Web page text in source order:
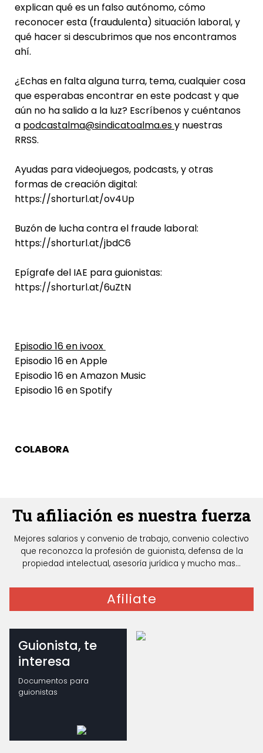
explican qué es un falso autónomo, cómo
reconocer esta (fraudulenta) situación laboral, y
qué hacer si descubrimos que nos encontramos
ahí.
¿Echas en falta alguna turra, tema, cualquier cosa
que esperabas encontrar en este podcast y que
aún no ha salido a la luz? Escríbenos y cuéntanos
a podcastalma@sindicatoalma.esy nuestras
RRSS.
Ayudas para videojuegos, podcasts, y otras
formas de creación digital:
https://shorturl.at/ov4Up
Buzón de lucha contra el fraude laboral:
https://shorturl.at/jbdC6
Epígrafe del IAE para guionistas:
https://shorturl.at/6uZtN
Episodio 16 en ivoox
Episodio 16 en Apple
Episodio 16 enAmazon Music
Episodio 16 en Spotify
COLABORA
Tu afiliación es nuestra fuerza
Mejores salarios y convenio de trabajo, convenio colectivo
que reconozca la profesión de guionista, defensa de la
propiedad intelectual, asesoría jurídica y mucho mas...
Afiliate
Guionista, te
interesa
Documentos para
guionistas